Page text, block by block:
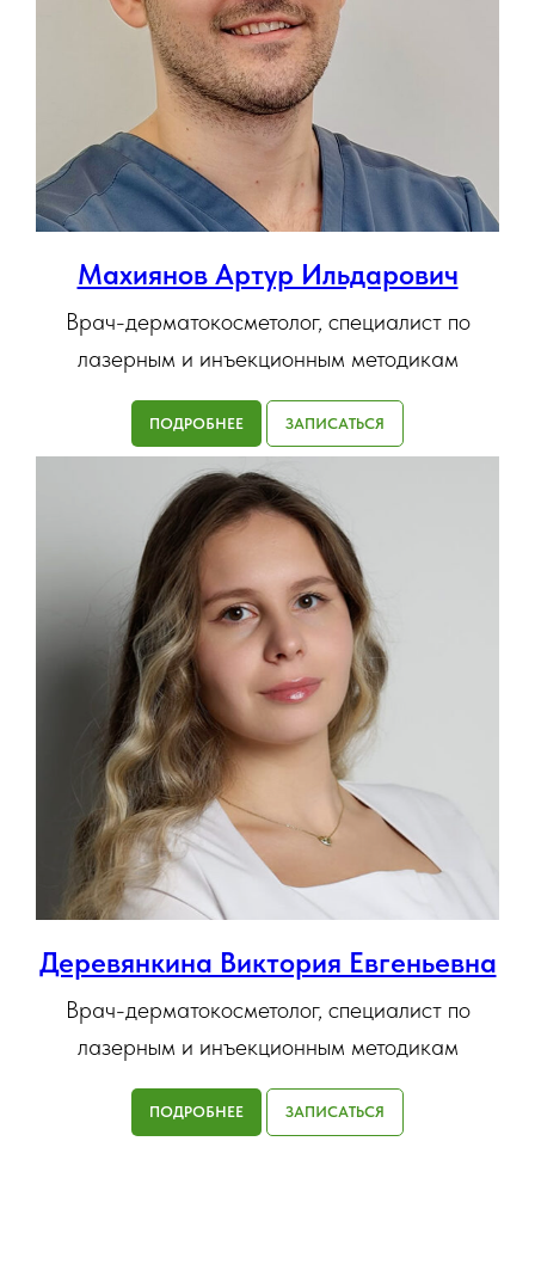
Махиянов Артур Ильдарович
Врач-дерматокосметолог, специалист по
лазерным и инъекционным методикам
ПОДРОБНЕЕ ЗАПИСАТЬСЯ
Деревянкина Виктория Евгеньевна
Врач-дерматокосметолог, специалист по
лазерным и инъекционным методикам
ПОДРОБНЕЕ ЗАПИСАТЬСЯ